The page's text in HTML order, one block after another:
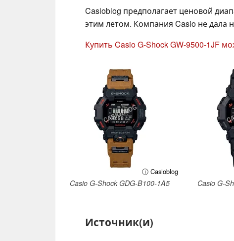
Casioblog предполагает ценовой
этим летом. Компания Casio не дала
Купить Casio G-Shock GW-9500-1JF
ⓘ Casioblog
Casio G-Shock GDG-B100-1A5 Casio G-
Источник(и)